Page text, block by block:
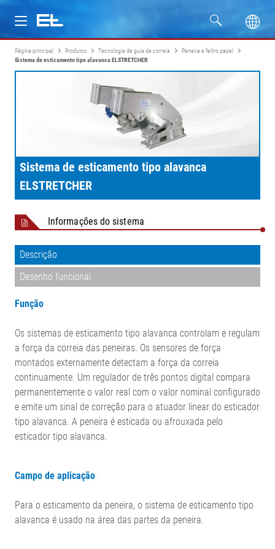
Produtos
Empresa
Página principal Produtos Tecnologia de guia de correia
Peneira e feltro papel
Sistema de esticamento tipo alavanca ELSTRETCHER
Sistema de esticamento tipo alavanca
ELSTRETCHER
Informações do sistema
Descrição
Desenho funcional
Função
Os sistemas de esticamento tipo alavanca controlam e regulam
a força da correia das peneiras. Os sensores de força
montados externamente detectam a força da correia
continuamente. Um regulador de três pontos digital compara
permanentemente o valor real com o valor nominal configurado
e emite um sinal de correção para o atuador linear do esticador
tipo alavanca. A peneira é esticada ou afrouxada pelo
esticador tipo alavanca.
Campo de aplicação
Para o esticamento da peneira, o sistema de esticamento tipo
alavanca é usado na área das partes da peneira.